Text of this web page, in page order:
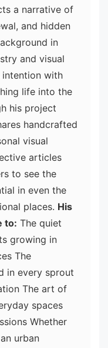
a narrative of
and hidden
in
and visual
intention with
life into the
his project
handcrafted
visual
articles
to see the
in even the
places. His
to: The quiet
growing in
The
in every sprout
The art of
spaces
Whether
urban